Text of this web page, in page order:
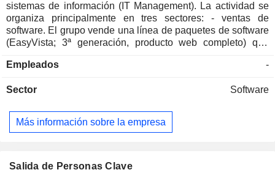
sistemas de información (IT Management). La actividad se
organiza principalmente en tres sectores: - ventas de
software. El grupo vende una línea de paquetes de software
(EasyVista; 3ª generación, producto web completo) que
informáticos; - servicios de mantenimiento; - servicios:
consultoría y configuración. Francia representa el 51,6% de
Empleados -
Sector Software
Más información sobre la empresa
Salida de Personas Clave